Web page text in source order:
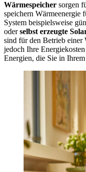
Wärmespeicher sorgen
speichern Wärmeenergie
System beispielsweise
oderselbst erzeugte
sind für den Betrieb einer
jedoch Ihre
Energien, die Sie in